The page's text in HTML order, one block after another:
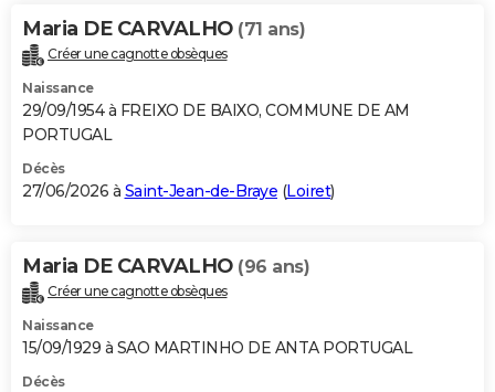
Bricolage
Lifestyle
Culture
Sport
Auto
Television
Voyage
Cinema
Maria DE CARVALHO (71 ans)
Créer une cagnotte obsèques
Naissance
29/09/1954 à FREIXO DE BAIXO, COMMUNE DE AM
PORTUGAL
Décès
27/06/2026 à Saint-Jean-de-Braye (Loiret)
Maria DE CARVALHO (96 ans)
Créer une cagnotte obsèques
Naissance
15/09/1929 à SAO MARTINHO DE ANTA PORTUGAL
Décès